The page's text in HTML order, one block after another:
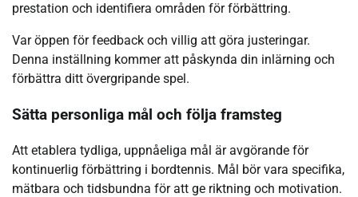
prestation och identifiera områden för förbättring.
Var öppen för feedback och villig att göra justeringar.
Denna inställning kommer att påskynda din inlärning och
förbättra ditt övergripande spel.
Sätta personliga mål och följa framsteg
Att etablera tydliga, uppnåeliga mål är avgörande för
kontinuerlig förbättring i bordtennis. Mål bör vara specifika,
mätbara och tidsbundna för att ge riktning och motivation.